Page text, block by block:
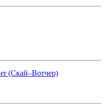
(Скай–Вотчер)